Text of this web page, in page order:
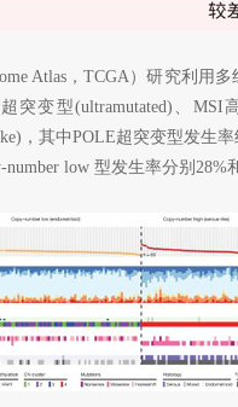
Atlas，TCGA）研究利用
变型(ultramutated)、MSI
，其中POLE超突变型发生
low 型发生率分别28%